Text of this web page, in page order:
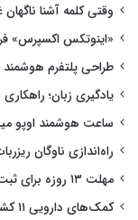
وقتی کلمه آشنا
«اینوتکس اکسپرس»
طراحی پلتفرم
یادگیری زبان؛
ساعت هوشمند اوپو
راه‌اندازی ناوگان
مهلت ۱۳ روزه برای ثبت اطلاعات کالاهای پزشکی
کمک‌های دارویی ۱۱ کشور به ایران در دوران جنگ